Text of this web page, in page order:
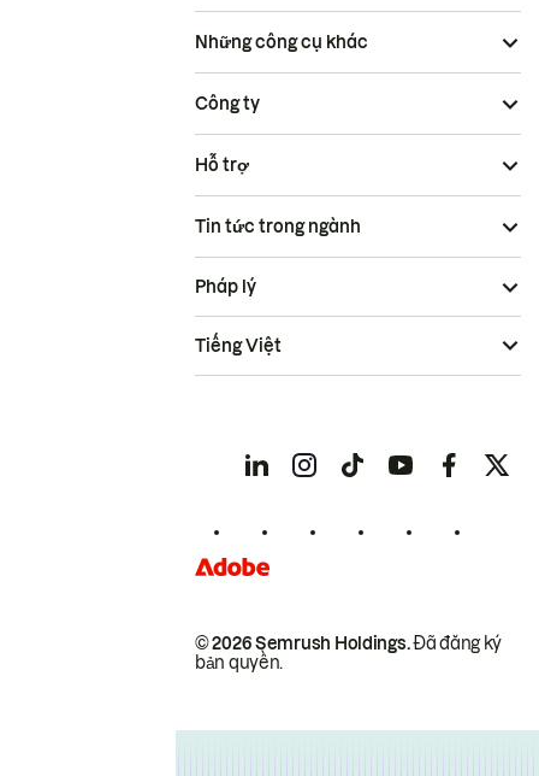
Những công cụ khác
Công ty
Hỗ trợ
Tin tức trong ngành
© 2026 Semrush Holdings.Đã đăng ký
bản quyền.
Pháp lý
Tiếng Việt